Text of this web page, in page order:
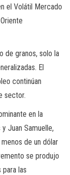
el Volátil Mercado
de granos, solo la
El
continúan
sector.
en la
Juan Samuelle,
de un dólar
se produjo
las